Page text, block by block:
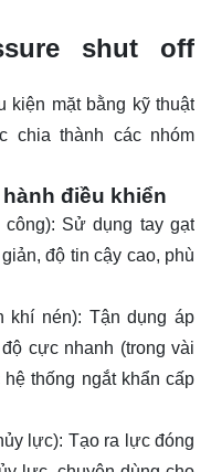
shut off
kiện mặt bằng kỹ thuật
chia thành các nhóm
điều khiển
công): Sử dụng tay gạt
độ tin cậy cao, phù
khí nén): Tận dụng áp
cực nhanh (trong vài
thống ngắt khẩn cấp
lực): Tạo ra lực đóng